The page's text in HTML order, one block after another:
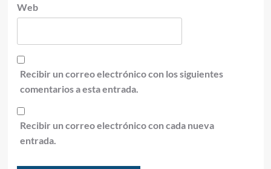
Web
Recibir un correo electrónico con los siguientes
comentarios a esta entrada.
Recibir un correo electrónico con cada nueva
entrada.